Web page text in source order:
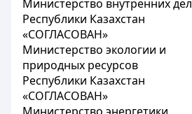
Министерство внутренних дел
Республики Казахстан
«СОГЛАСОВАН»
Министерство экологии и
природных ресурсов
Республики Казахстан
«СОГЛАСОВАН»